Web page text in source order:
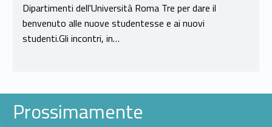
Dipartimenti dell'Università Roma Tre per dare il
benvenuto alle nuove studentesse e ai nuovi
studenti.Gli incontri, in…
Prossimamente